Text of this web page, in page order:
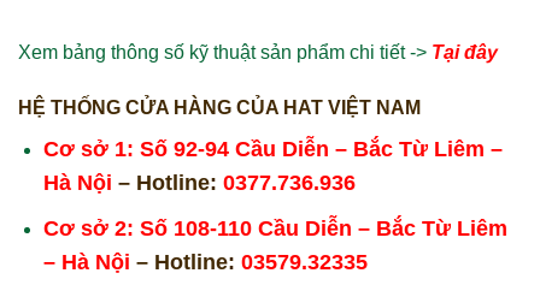
Xem bảng thông số kỹ thuật sản phẩm chi tiết -> Tại đây
HỆ THỐNG CỬA HÀNG CỦA HAT VIỆT NAM
Cơ sở 1: Số 92-94 Cầu Diễn – Bắc Từ Liêm –
Hà Nội – Hotline: 0377.736.936
Cơ sở 2: Số 108-110 Cầu Diễn – Bắc Từ Liêm
– Hà Nội – Hotline: 03579.32335